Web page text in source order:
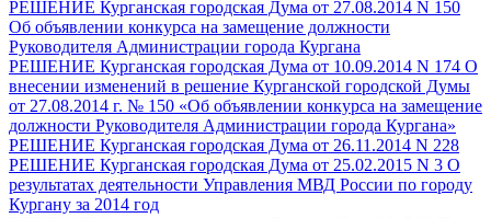
РЕШЕНИЕ Курганская городская Дума от 27.08.2014 N 150
Об объявлении конкурса на замещение должности
Руководителя Администрации города Кургана
РЕШЕНИЕ Курганская городская Дума от 10.09.2014 N 174 О
внесении изменений в решение Курганской городской Думы
от 27.08.2014 г. № 150 «Об объявлении конкурса на замещение
должности Руководителя Администрации города Кургана»
РЕШЕНИЕ Курганская городская Дума от 26.11.2014 N 228
РЕШЕНИЕ Курганская городская Дума от 25.02.2015 N 3 О
результатах деятельности Управления МВД России по городу
Кургану за 2014 год